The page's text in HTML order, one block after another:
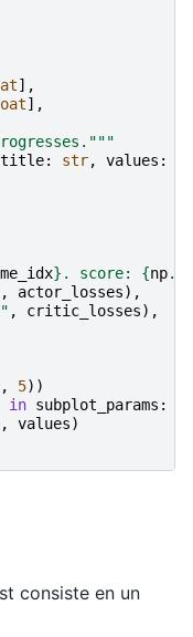
],
],
title: str, values :
} . score: {np.
, actor_losses),
, critic_losses),
, 5))
in subplot_params :
, values)
consiste en un